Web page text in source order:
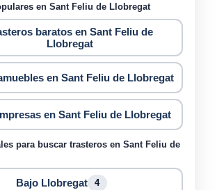
en Sant Feliu de Llobregat
baratos en Sant Feliu de
Llobregat
en Sant Feliu de Llobregat
en Sant Feliu de Llobregat
para buscar trasteros en Sant Feliu de
Bajo Llobregat 4